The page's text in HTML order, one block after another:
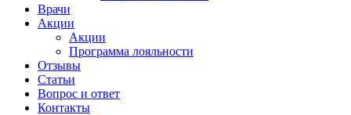
Врачи
Акции
Акции
Программа лояльности
Отзывы
Статьи
Вопрос и ответ
Контакты